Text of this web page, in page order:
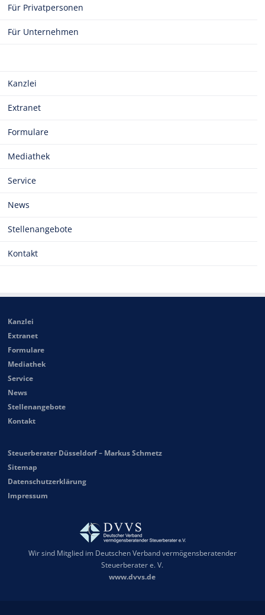
Für Privatpersonen
Für Unternehmen
Kanzlei
Extranet
Formulare
Mediathek
Service
News
Stellenangebote
Kontakt
Kanzlei
Extranet
Formulare
Mediathek
Service
News
Stellenangebote
Kontakt
Steuerberater Düsseldorf – Markus Schmetz
Sitemap
Datenschutzerklärung
Impressum
Wir sind Mitglied im Deutschen Verband vermögensberatender
Steuerberater e. V.
www.dvvs.de